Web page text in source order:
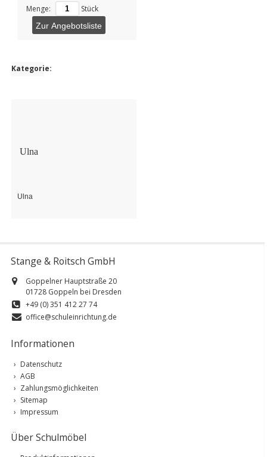
Menge: Stück
Zur Angebotsliste
Kategorie:
Ulna
Ulna
Stange & Roitsch GmbH
Goppelner Hauptstraße 20
01728 Goppeln bei Dresden
+49 (0) 351 412 27 74
office@schuleinrichtung.de
Informationen
Datenschutz
AGB
Zahlungsmöglichkeiten
Sitemap
Impressum
Über Schulmöbel